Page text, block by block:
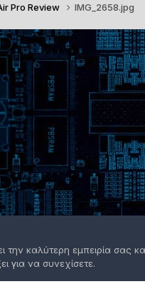
Pro Review IMG_2658.jpg
την καλύτερη εμπειρία σας
για να συνεχίσετε.